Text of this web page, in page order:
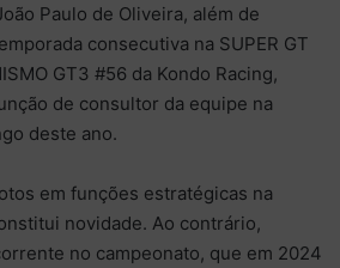
Paulo de Oliveira, além de
consecutiva na SUPER GT
GT3 #56 da Kondo Racing,
de consultor da equipe na
deste ano.
em funções estratégicas na
novidade. Ao contrário,
no campeonato, que em 2024